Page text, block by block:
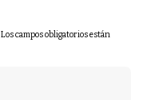
Los campos obligatorios están